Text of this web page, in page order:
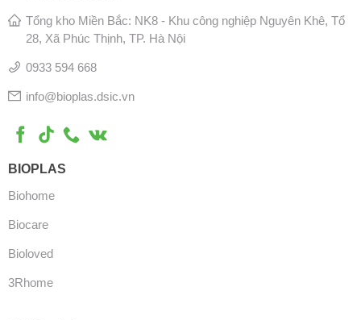
Tổng kho Miền Bắc: NK8 - Khu công nghiệp Nguyên Khê, Tổ
28, Xã Phúc Thịnh, TP. Hà Nội
0933 594 668
info@bioplas.dsic.vn
BIOPLAS
Biohome
Biocare
Bioloved
3Rhome